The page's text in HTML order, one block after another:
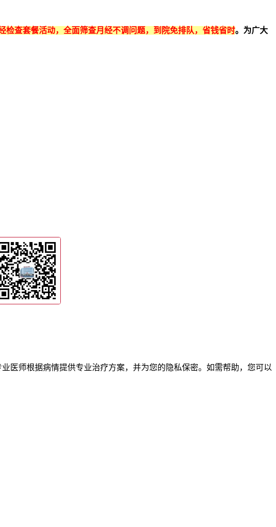
检查套餐活动，全面筛查月经不调问题，到院免排队，省钱省时。为广大
医师根据病情提供专业治疗方案，并为您的隐私保密。如需帮助，您可以